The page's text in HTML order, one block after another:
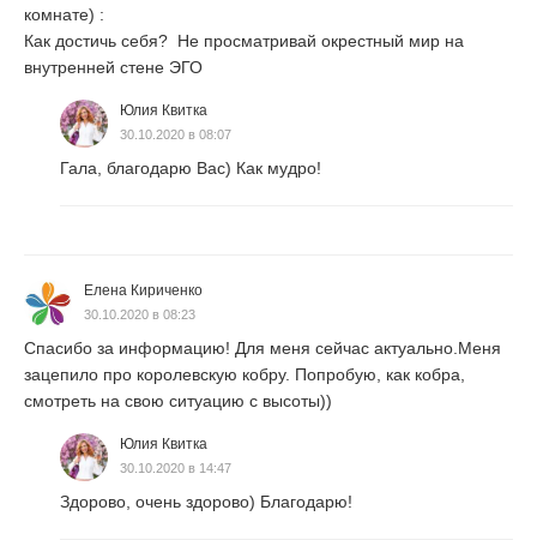
комнате) :
Как достичь себя? Не просматривай окрестный мир на
внутренней стене ЭГО
Юлия Квитка
30.10.2020 в 08:07
Гала, благодарю Вас) Как мудро!
Елена Кириченко
30.10.2020 в 08:23
Спасибо за информацию! Для меня сейчас актуально.Меня
зацепило про королевскую кобру. Попробую, как кобра,
смотреть на свою ситуацию с высоты))
Юлия Квитка
30.10.2020 в 14:47
Здорово, очень здорово) Благодарю!